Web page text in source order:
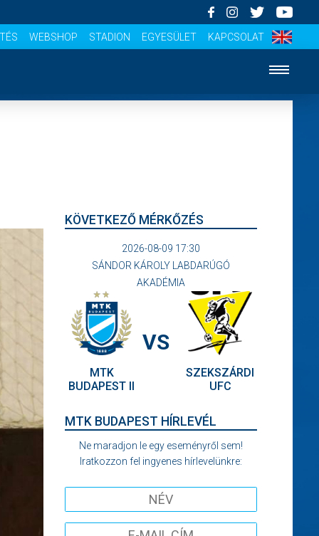
WEBSHOP STADION EGYESÜLET KAPCSOLAT
KÖVETKEZŐ MÉRKŐZÉS
2026-08-09 17:30
SÁNDOR KÁROLY LABDARÚGÓ
AKADÉMIA
MTK
BUDAPEST II
VS
SZEKSZÁRDI
UFC
MTK BUDAPEST HÍRLEVÉL
Ne maradjon le egy eseményről sem!
Iratkozzon fel ingyenes hírlevelünkre: